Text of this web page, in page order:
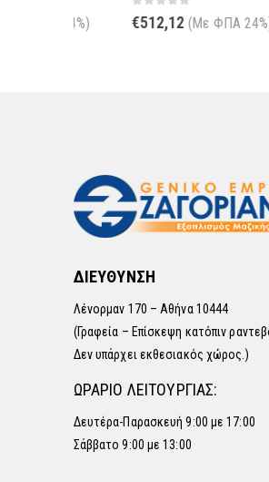
out of 5
€512,12 (Με ΦΠΑ 24%) €
ΔΙΕΥΘΥΝΣΗ
Λένορμαν 170 – Αθήνα 10444
(Γραφεία – Επίσκεψη κατόπιν
Δεν υπάρχει εκθεσιακός χώρος.)
ΩΡΑΡΙΟ ΛΕΙΤΟΥΡΓΙΑΣ:
Δευτέρα-Παρασκευή 9:00 με 17:00
Σάββατο 9:00 με 13:00